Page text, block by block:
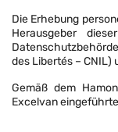
Die Erhebung
Herausgeber
des Libertés – CNIL)
Gemäß dem
Excelvan